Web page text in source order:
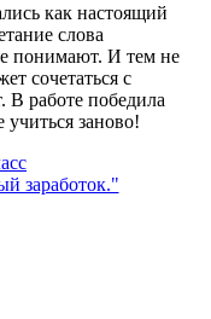
как настоящий
слова
понимают. И тем не
сочетаться с
В работе победила
заново!
заработок."